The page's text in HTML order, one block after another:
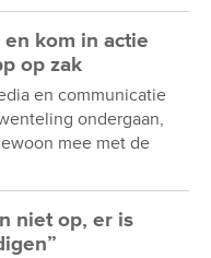
kom in actie
op zak
en communicatie
ondergaan,
mee met de
niet op, er is